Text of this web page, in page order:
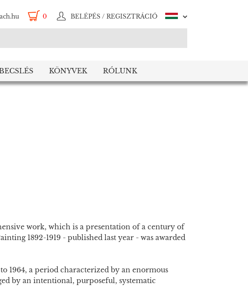
0 BELÉPÉS / REGISZTRÁCIÓ
KÖNYVEK RÓLUNK
work, which is a presentation of a century of
1892-1919 - published last year - was awarded
1964, a period characterized by an enormous
by an intentional, purposeful, systematic